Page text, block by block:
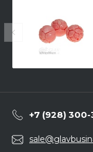
+7 (928)